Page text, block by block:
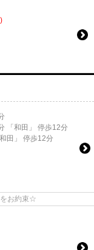
「和田」 停歩12分
田」 停歩12分
お約束☆